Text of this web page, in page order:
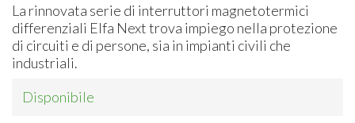
La rinnovata serie di interruttori magnetotermici
differenziali Elfa Next trova impiego nella protezione
di circuiti e di persone, sia in impianti civili che
industriali.
Disponibile